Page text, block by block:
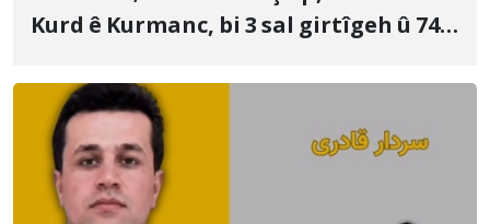
Kurd ê Kurmanc, bi 3 sal girtîgeh û 74